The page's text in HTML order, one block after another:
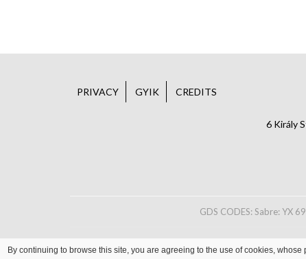
PRIVACY GYIK CREDITS
6 Király
GDS CODES: Sabre: YX
By continuing to browse this site, you are agreeing to the use of cookies,